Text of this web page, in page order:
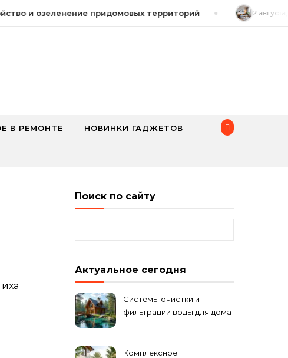
и озеленение придомовых территорий 2 августа,
В РЕМОНТЕ НОВИНКИ ГАДЖЕТОВ
Поиск по сайту
Актуальное сегодня
Системы очистки и
фильтрации воды для дома
Комплексное